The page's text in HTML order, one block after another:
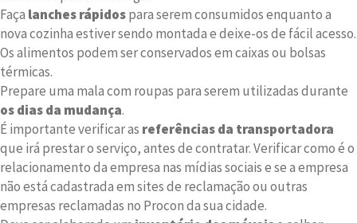
Faça lanches rápidospara serem consumidos enquanto a
nova cozinha estiver sendo montada e deixe-os de fácil acesso.
Os alimentos podem ser conservados em caixas ou bolsas
térmicas.
Prepare uma mala com roupas para serem utilizadas durante
os dias da mudança.
É importante verificar as referências da transportadora
que irá prestar o serviço, antes de contratar. Verificar como é o
relacionamento da empresa nas mídias sociais e se a empresa
não está cadastrada em sites de reclamação ou outras
empresas reclamadas no Procon da sua cidade.